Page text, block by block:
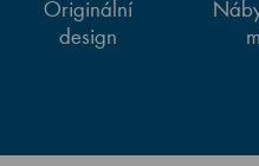
Originální
design